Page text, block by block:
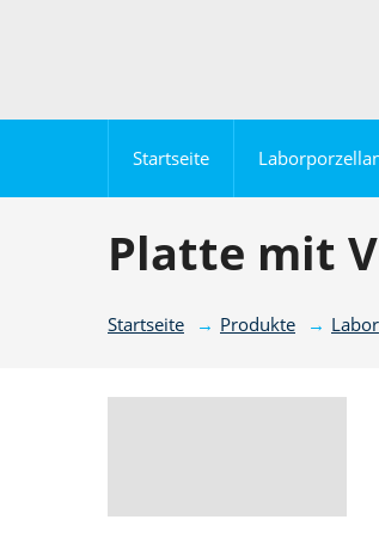
Startseite
Platte mit
Startseite Produkte